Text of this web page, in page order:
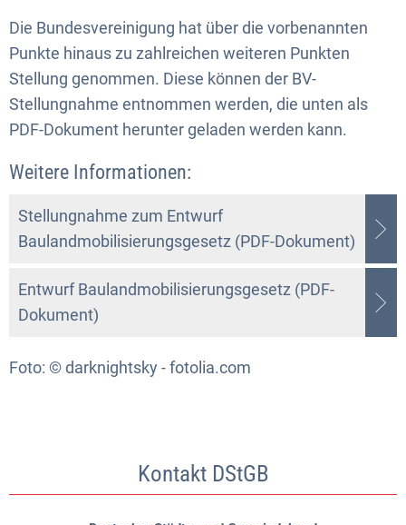
Die Bundesvereinigung hat über die vorbenannten
Punkte hinaus zu zahlreichen weiteren Punkten
Stellung genommen. Diese können der BV-
Stellungnahme entnommen werden, die unten als
PDF-Dokument herunter geladen werden kann.
Weitere Informationen:
Stellungnahme zum Entwurf
Baulandmobilisierungsgesetz (PDF-Dokument)
Entwurf Baulandmobilisierungsgesetz (PDF-
Dokument)
Foto: © darknightsky - fotolia.com
Kontakt DStGB